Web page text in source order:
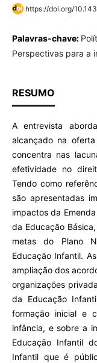
https://doi.org/
Palavras-chave:
Perspectivas para a
RESUMO
A entrevista
alcançado na
concentra nas
efetividade no
Tendo como
são apresentadas
impactos da
da Educação
metas do Plano
Educação Infantil.
ampliação dos
organizações
da Educação
formação inicial e
infância, e sobre a
Educação Infantil
Infantil que é